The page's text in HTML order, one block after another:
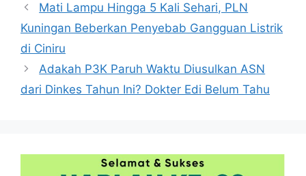
Mati Lampu Hingga 5 Kali Sehari, PLN
Kuningan Beberkan Penyebab Gangguan Listrik
di Ciniru
Adakah P3K Paruh Waktu Diusulkan ASN
dari Dinkes Tahun Ini? Dokter Edi Belum Tahu